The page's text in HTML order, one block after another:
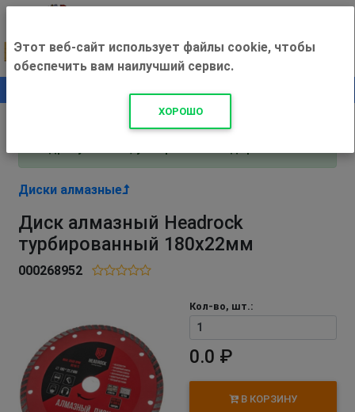
+500 ₽
Внимание! С 3 августа магазин работает по
Диски алмазные
Диск алмазный Headrock
турбированный 180х22мм
000268952
Кол-во, шт.:
0.0 ₽
В КОРЗИНУ
Этот веб-сайт использует файлы cookie, чтобы
обеспечить вам наилучший сервис.
ХОРОШО